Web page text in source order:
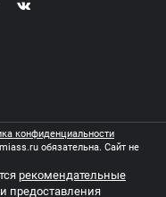
конфиденциальности
обязательна. Сайт не
рекомендательные
предоставления